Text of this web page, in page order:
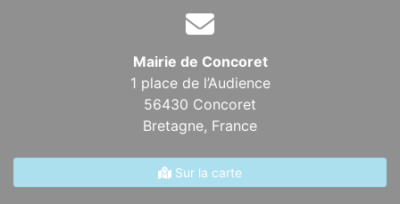
Mairie de Concoret
1 place de l’Audience
56430 Concoret
Bretagne, France
Sur la carte